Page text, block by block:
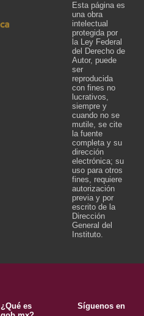
Esta página es
una obra
intelectual
protegida por
la Ley Federal
del Derecho de
Autor, puede
ser
reproducida
con fines no
lucrativos,
siempre y
cuando no se
mutile, se cite
la fuente
completa y su
dirección
electrónica; su
uso para otros
fines, requiere
autorización
previa y por
escrito de la
Dirección
General del
Instituto.
¿Qué es
Síguenos en